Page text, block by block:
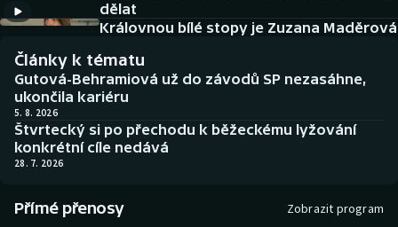
Basketbal
Biatlon
Boby a skeleton
Box
Historické návraty
Aplikace ČT sport
AZ kvíz
dělat
Královnou bílé stopy je Zuzana Maděrová
Články k tématu
Gutová-Behramiová už do závodů SP nezasáhne,
ukončila kariéru
5. 8. 2026
Štvrtecký si po přechodu k běžeckému lyžování
konkrétní cíle nedává
28. 7. 2026
Přímé přenosy Zobrazit program